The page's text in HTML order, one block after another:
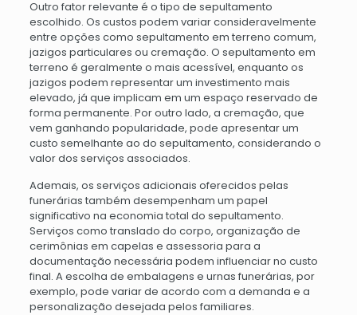
Outro fator relevante é o tipo de sepultamento
escolhido. Os custos podem variar consideravelmente
entre opções como sepultamento em terreno comum,
jazigos particulares ou cremação. O sepultamento em
terreno é geralmente o mais acessível, enquanto os
jazigos podem representar um investimento mais
elevado, já que implicam em um espaço reservado de
forma permanente. Por outro lado, a cremação, que
vem ganhando popularidade, pode apresentar um
custo semelhante ao do sepultamento, considerando o
valor dos serviços associados.
Ademais, os serviços adicionais oferecidos pelas
funerárias também desempenham um papel
significativo na economia total do sepultamento.
Serviços como translado do corpo, organização de
cerimônias em capelas e assessoria para a
documentação necessária podem influenciar no custo
final. A escolha de embalagens e urnas funerárias, por
exemplo, pode variar de acordo com a demanda e a
personalização desejada pelos familiares.